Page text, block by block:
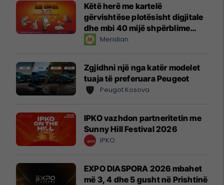
Këtë herë me kartelë
gërvishtëse plotësisht digjitale
dhe mbi 40 mijë shpërblime
instant!Meridian
Zgjidhni një nga katër modelet
tuaja të preferuara Peugeot
Peugot Kosova
IPKO vazhdon partneritetin me
Sunny Hill Festival 2026
IPKO
EXPO DIASPORA 2026 mbahet
më 3, 4 dhe 5 gusht në Prishtinë